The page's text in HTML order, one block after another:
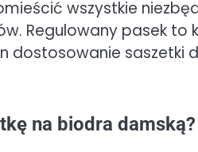
wszystkie
Regulowany pasek
dostosowanie saszetki
na biodra damską?